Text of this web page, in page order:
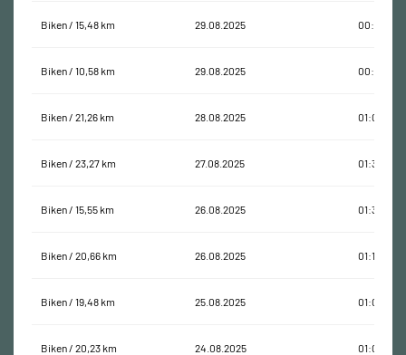
Biken / 15,48 km 29.08.2025 00:50:39
Biken / 10,58 km 29.08.2025 00:28:12
Biken / 21,26 km 28.08.2025 01:01:27
Biken / 23,27 km 27.08.2025 01:34:33
Biken / 15,55 km 26.08.2025 01:31:11
Biken / 20,66 km 26.08.2025 01:13:43
Biken / 19,48 km 25.08.2025 01:04:18
Biken / 20,23 km 24.08.2025 01:07:40